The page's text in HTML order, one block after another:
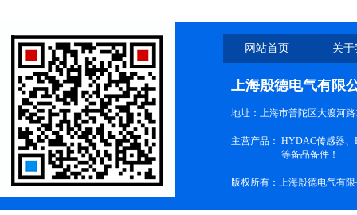
网站首页 关
上海殷德电气有限
地址：上海市普陀区大渡河路
主营产品： HYDAC传感器、
等备品备件！
版权所有：上海殷德电气有